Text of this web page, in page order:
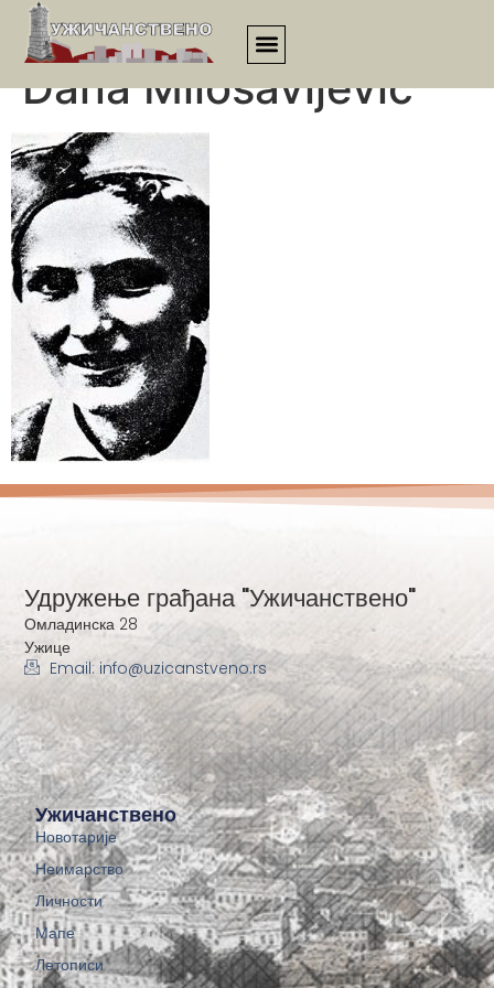
: Mlada parizanka
Dana Milosavljević
Ужичанствено
Новотарије
Неимарство
Личности
Мапе
Летописи
Удружење грађана "Ужичанствено"
Омладинска 28
Ужице
Email: info@uzicanstveno.rs